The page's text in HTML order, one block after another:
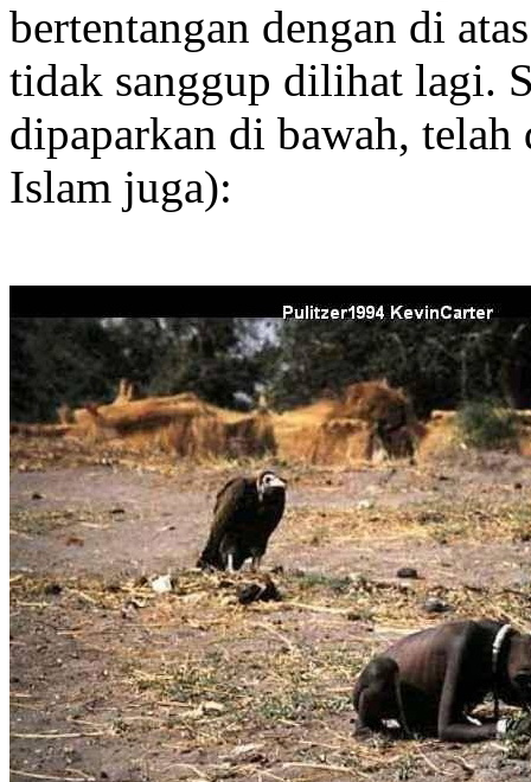
bertentangan dengan di
tidak sanggup dilihat lagi.
dipaparkan di bawah,
Islam juga):